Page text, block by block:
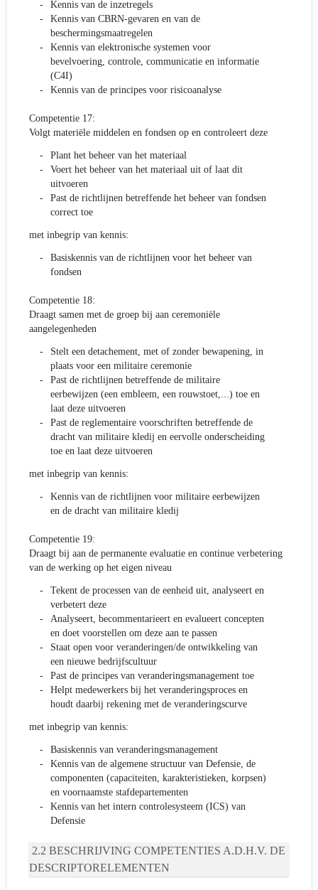
Kennis van de inzetregels
Kennis van CBRN-gevaren en van de
beschermingsmaatregelen
Kennis van elektronische systemen voor
bevelvoering, controle, communicatie en informatie
(C4I)
Kennis van de principes voor risicoanalyse
Competentie 17:
Volgt materiële middelen en fondsen op en controleert deze
Plant het beheer van het materiaal
Voert het beheer van het materiaal uit of laat dit
uitvoeren
Past de richtlijnen betreffende het beheer van fondsen
correct toe
met inbegrip van kennis:
Basiskennis van de richtlijnen voor het beheer van
fondsen
Competentie 18:
Draagt samen met de groep bij aan ceremoniële
aangelegenheden
Stelt een detachement, met of zonder bewapening, in
plaats voor een militaire ceremonie
Past de richtlijnen betreffende de militaire
eerbewijzen (een embleem, een rouwstoet,...) toe en
laat deze uitvoeren
Past de reglementaire voorschriften betreffende de
dracht van militaire kledij en eervolle onderscheiding
toe en laat deze uitvoeren
met inbegrip van kennis:
Kennis van de richtlijnen voor militaire eerbewijzen
en de dracht van militaire kledij
Competentie 19:
Draagt bij aan de permanente evaluatie en continue verbetering
van de werking op het eigen niveau
Tekent de processen van de eenheid uit, analyseert en
verbetert deze
Analyseert, becommentarieert en evalueert concepten
en doet voorstellen om deze aan te passen
Staat open voor veranderingen/de ontwikkeling van
een nieuwe bedrijfscultuur
Past de principes van veranderingsmanagement toe
Helpt medewerkers bij het veranderingsproces en
houdt daarbij rekening met de veranderingscurve
met inbegrip van kennis:
Basiskennis van veranderingsmanagement
Kennis van de algemene structuur van Defensie, de
componenten (capaciteiten, karakteristieken, korpsen)
en voornaamste stafdepartementen
Kennis van het intern controlesysteem (ICS) van
Defensie
BESCHRIJVING COMPETENTIES A.D.H.V. DE
DESCRIPTORELEMENTEN